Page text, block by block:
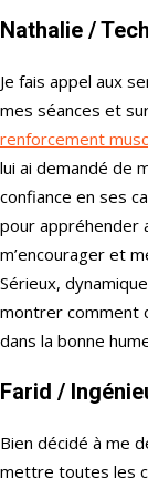
Nathalie /
Je fais appel aux
mes séances et
renforcement
lui ai demandé de
confiance en ses
pour appréhender
m’encourager et
Sérieux,
montrer comment
dans la bonne
Farid /
Bien décidé à me
mettre toutes les